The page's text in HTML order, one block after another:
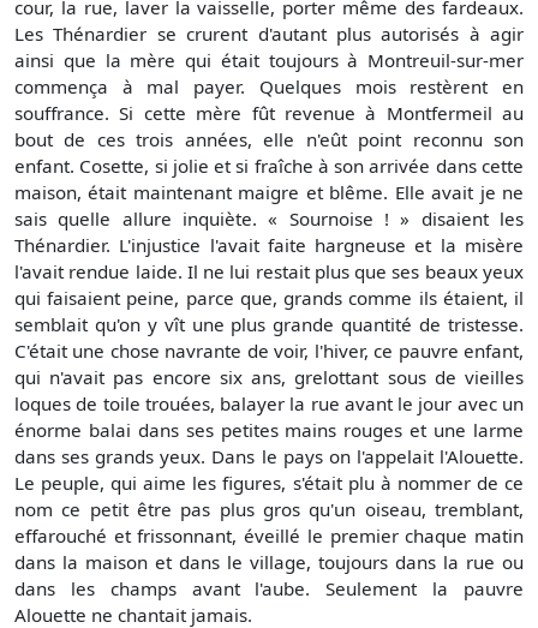
cour, la rue, laver la vaisselle, porter même des fardeaux.
Les Thénardier se crurent d'autant plus autorisés à agir
ainsi que la mère qui était toujours à Montreuil-sur-mer
commença à mal payer. Quelques mois restèrent en
souffrance. Si cette mère fût revenue à Montfermeil au
bout de ces trois années, elle n'eût point reconnu son
enfant. Cosette, si jolie et si fraîche à son arrivée dans cette
maison, était maintenant maigre et blême. Elle avait je ne
sais quelle allure inquiète. « Sournoise ! » disaient les
Thénardier. L'injustice l'avait faite hargneuse et la misère
l'avait rendue laide. Il ne lui restait plus que ses beaux yeux
qui faisaient peine, parce que, grands comme ils étaient, il
semblait qu'on y vît une plus grande quantité de tristesse.
C'était une chose navrante de voir, l'hiver, ce pauvre enfant,
qui n'avait pas encore six ans, grelottant sous de vieilles
loques de toile trouées, balayer la rue avant le jour avec un
énorme balai dans ses petites mains rouges et une larme
dans ses grands yeux. Dans le pays on l'appelait l'Alouette.
Le peuple, qui aime les figures, s'était plu à nommer de ce
nom ce petit être pas plus gros qu'un oiseau, tremblant,
effarouché et frissonnant, éveillé le premier chaque matin
dans la maison et dans le village, toujours dans la rue ou
dans les champs avant l'aube. Seulement la pauvre
Alouette ne chantait jamais.